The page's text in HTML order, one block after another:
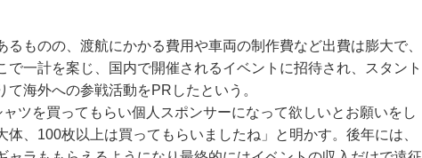
るものの、渡航にかかる費用や車両の制作費など出費は膨大で、
一計を案じ、国内で開催されるイベントに招待され、スタント
海外への参戦活動をPRしたという。
ャツを買ってもらい個人スポンサーになって欲しいとお願いをし
体、100枚以上は買ってもらいましたね」と明かす。後年には、